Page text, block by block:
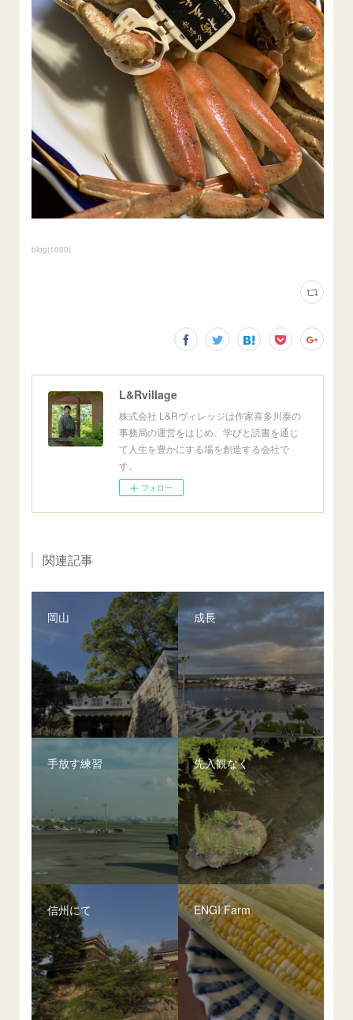
blog(1000)
L&Rvillage
株式会社 L&Rヴィレッジは作家喜多川泰の
事務局の運営をはじめ、学びと読書を通じ
て人生を豊かにする場を創造する会社で
す。
フォロー
関連記事
岡山 成長
手放す練習 先入観なく
信州にて ENGI Farm